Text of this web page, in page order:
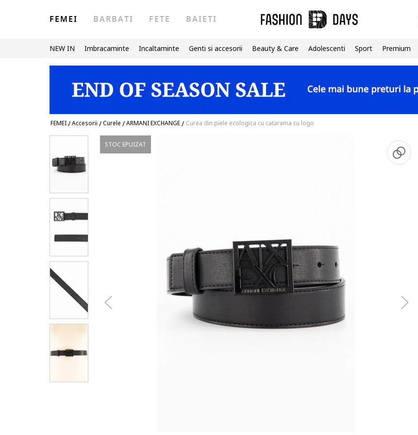
FEMEI BARBATI FETE BAIETI
NEW IN Imbracaminte Incaltaminte Genti si accesorii Beauty & Care Adolescenti Sport Premium
FEMEI/Accesorii /Curele /ARMANI EXCHANGE/ Curea din piele ecologica cu catarama cu logo
STOC EPUIZAT